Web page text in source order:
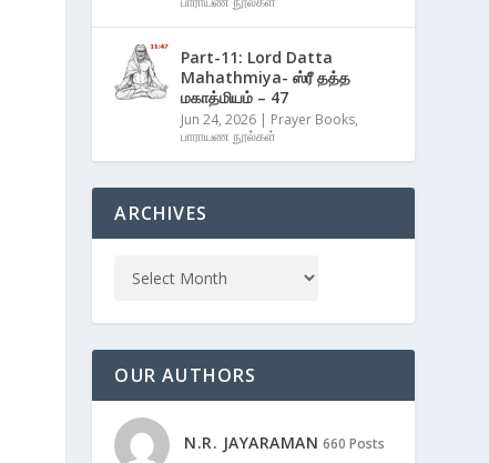
Part-11: Lord Datta
Mahathmiya- ஸ்ரீ தத்த
மகாத்மியம் – 47
Jun 24, 2026 | Prayer Books,
பாராயண நூல்கள்
ARCHIVES
OUR AUTHORS
N.R. JAYARAMAN 660 Posts